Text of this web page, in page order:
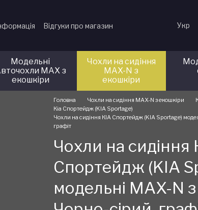
Відгуки про магазин Укр
Модельні
MAX з
екошкіри
Чохли на сидіння
MAX-N з
екошкіри
Головна Чохли на сидіння MAX-N з екошкіри
Кіа Спортейдж (KIA Sportage)
Чохли на сидіння КІА Спортейдж (KIA Sportage)
графіт
Чохли на сидіння
Спортейдж (KIA
модельні MAX-N